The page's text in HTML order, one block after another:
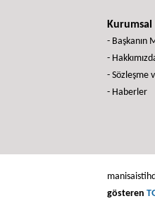
Kurumsal
- Başkanın
-
- Sözleşme
- Haberler
gösteren